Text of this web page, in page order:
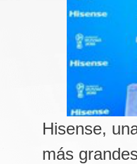
Hisense,
más